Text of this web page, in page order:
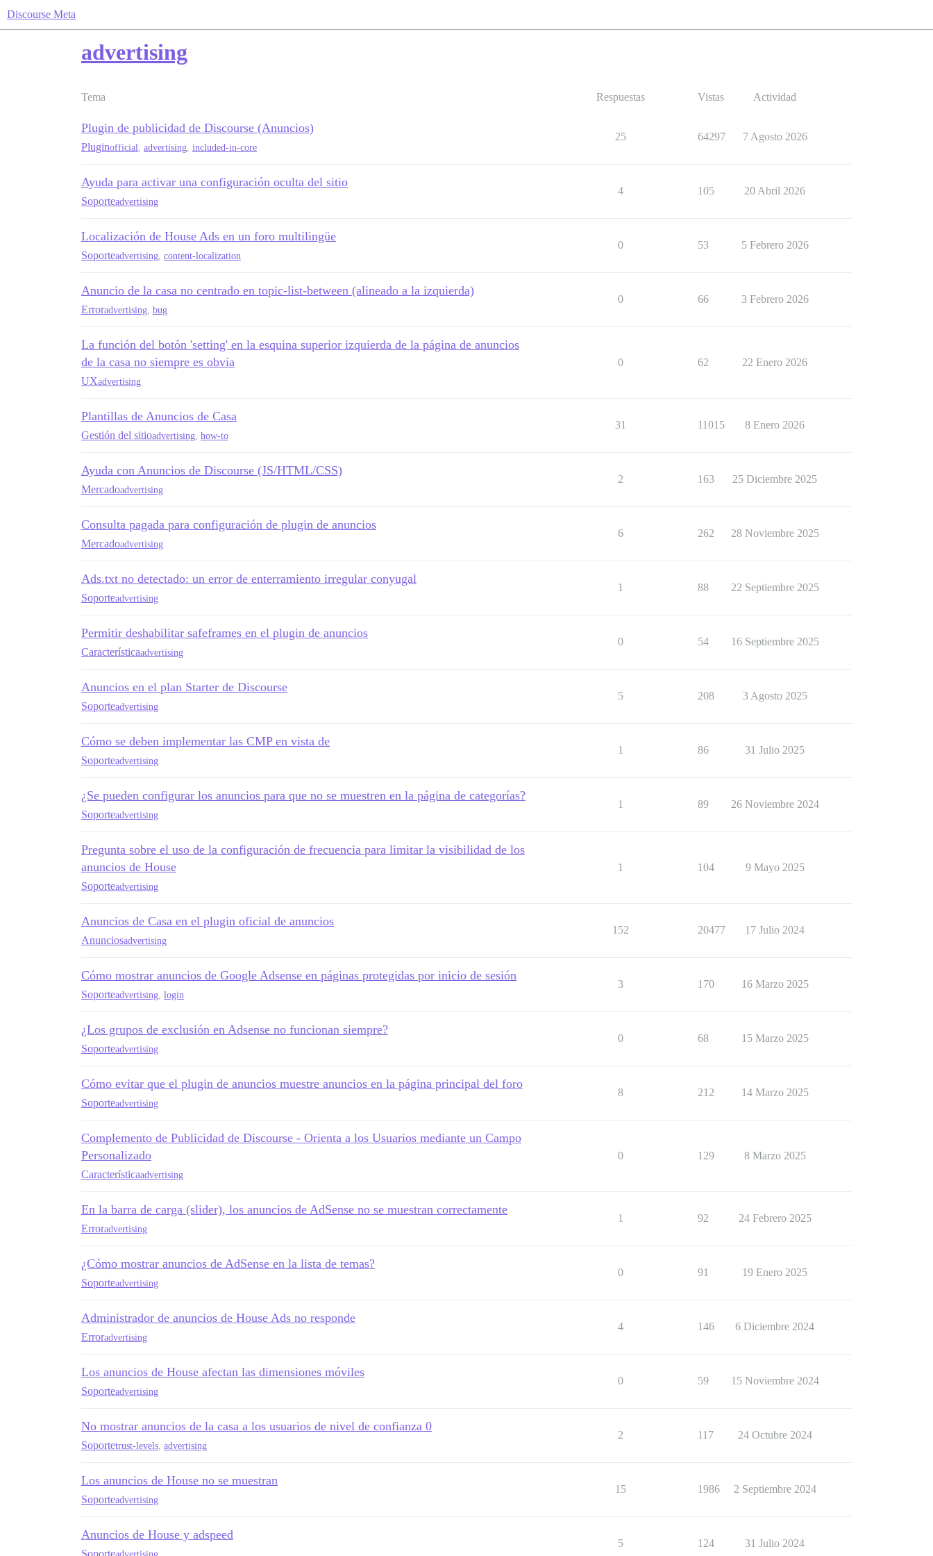
Discourse Meta
advertising
Tema Respuestas Vistas Actividad
Plugin de publicidad de Discourse (Anuncios)
Pluginofficial advertising included-in-core
25 64297 7 Agosto 2026
Ayuda para activar una configuración oculta del sitio
Soporteadvertising
4 105 20 Abril 2026
Localización de House Ads en un foro multilingüe
Soporteadvertising content-localization
0 53 5 Febrero 2026
Anuncio de la casa no centrado en topic-list-between (alineado a la izquierda)
Erroradvertising bug
0 66 3 Febrero 2026
La función del botón 'setting' en la esquina superior izquierda de la página de anuncios
de la casa no siempre es obvia
UXadvertising
0 62 22 Enero 2026
Plantillas de Anuncios de Casa
Gestión del sitioadvertising how-to
31 11015 8 Enero 2026
Ayuda con Anuncios de Discourse (JS/HTML/CSS)
Mercadoadvertising
2 163 25 Diciembre 2025
Consulta pagada para configuración de plugin de anuncios
Mercadoadvertising
6 262 28 Noviembre 2025
Ads.txt no detectado: un error de enterramiento irregular conyugal
Soporteadvertising
1 88 22 Septiembre 2025
Permitir deshabilitar safeframes en el plugin de anuncios
Característicaadvertising
0 54 16 Septiembre 2025
Anuncios en el plan Starter de Discourse
Soporteadvertising
5 208 3 Agosto 2025
Cómo se deben implementar las CMP en vista de
Soporteadvertising
1 86 31 Julio 2025
¿Se pueden configurar los anuncios para que no se muestren en la página de categorías?
Soporteadvertising
1 89 26 Noviembre 2024
Pregunta sobre el uso de la configuración de frecuencia para limitar la visibilidad de los
anuncios de House
Soporteadvertising
1 104 9 Mayo 2025
Anuncios de Casa en el plugin oficial de anuncios
Anunciosadvertising
152 20477 17 Julio 2024
Cómo mostrar anuncios de Google Adsense en páginas protegidas por inicio de sesión
Soporteadvertising login
3 170 16 Marzo 2025
¿Los grupos de exclusión en Adsense no funcionan siempre?
Soporteadvertising
0 68 15 Marzo 2025
Cómo evitar que el plugin de anuncios muestre anuncios en la página principal del foro
Soporteadvertising
8 212 14 Marzo 2025
Complemento de Publicidad de Discourse - Orienta a los Usuarios mediante un Campo
Personalizado
Característicaadvertising
0 129 8 Marzo 2025
En la barra de carga (slider), los anuncios de AdSense no se muestran correctamente
Erroradvertising
1 92 24 Febrero 2025
¿Cómo mostrar anuncios de AdSense en la lista de temas?
Soporteadvertising
0 91 19 Enero 2025
Administrador de anuncios de House Ads no responde
Erroradvertising
4 146 6 Diciembre 2024
Los anuncios de House afectan las dimensiones móviles
Soporteadvertising
0 59 15 Noviembre 2024
No mostrar anuncios de la casa a los usuarios de nivel de confianza 0
Soportetrust-levels advertising
2 117 24 Octubre 2024
Los anuncios de House no se muestran
Soporteadvertising
15 1986 2 Septiembre 2024
Anuncios de House y adspeed
Soporteadvertising
5 124 31 Julio 2024